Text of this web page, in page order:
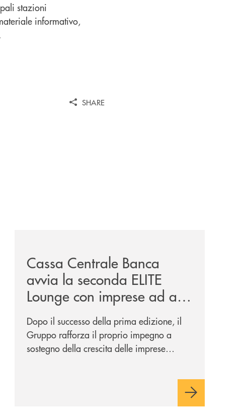
stazioni
informativo,
SHARE
Cassa Centrale Banca
avvia la seconda ELITE
Lounge con imprese ad alto
potenziale
Dopo il successo della prima edizione, il
Gruppo rafforza il proprio impegno a
sostegno della crescita delle imprese